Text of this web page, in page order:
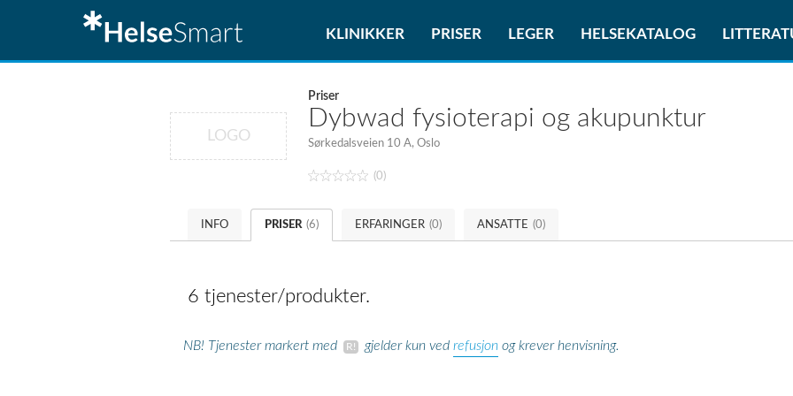
KLINIKKER PRISER LEGER HELSEKATALOG
LOGO
Priser
Dybwad fysioterapi og akupunktur
Sørkedalsveien 10 A, Oslo
(0)
INFO PRISER (6) ERFARINGER (0) ANSATTE (0)
6 tjenester/produkter.
NB! Tjenester markert med gjelder kun ved refusjon og krever henvisning.